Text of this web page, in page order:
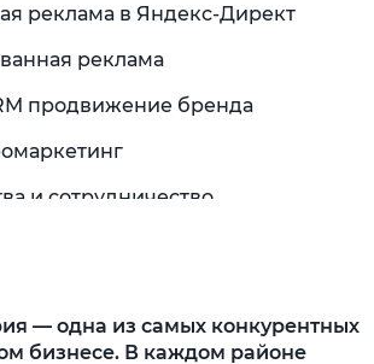
— одна из самых конкурентных
бизнесе. В каждом районе
реклама в Яндекс-Директ
реклама
продвижение бренда
и сотрудничество
радио» и отзывы